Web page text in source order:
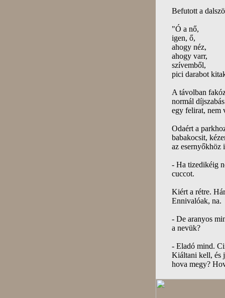
Befutott a
"Ó a nő,
igen, ő,
ahogy néz,
ahogy varr,
szívemből,
pici darabot
A távolban
normál
egy felirat, nem
Odaért a
babakocsit,
az esernyőkhöz
- Ha tizedikéig
cuccot.
Kiért a rétre.
Ennivalóak, na.
- De aranyos
a nevük?
- Eladó mind.
Kiáltani kell, és
hova megy?